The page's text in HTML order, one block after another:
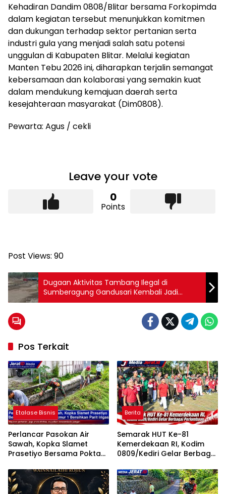
Kehadiran Dandim 0808/Blitar bersama Forkopimda
dalam kegiatan tersebut menunjukkan komitmen
dan dukungan terhadap sektor pertanian serta
industri gula yang menjadi salah satu potensi
unggulan di Kabupaten Blitar. Melalui kegiatan
Manten Tebu 2026 ini, diharapkan terjalin semangat
kebersamaan dan kolaborasi yang semakin kuat
dalam mendukung kemajuan daerah serta
kesejahteraan masyarakat (Dim0808).
Pewarta: Agus / cekli
Leave your vote
0
Points
Post Views: 90
Dugaan Aktivitas Tambang Ilegal di
Sumberagung Gandusari Kembali Jadi
Sorotan, APH Diminta Bertindak Tegas
Pos Terkait
Etalase Bisnis
Perlancar Pasokan Air
Sawah, Kopka Slamet
Prasetiyo Bersama Poktan
Parit Irigasi
Berita
Semarak HUT Ke-81
Kemerdekaan RI, Kodim
0809/Kediri Gelar Berbagai